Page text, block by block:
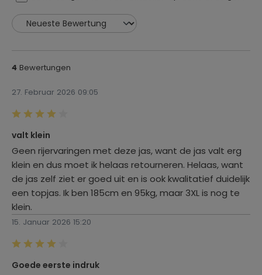
Größe:
herausnehmbares Innenfutter
Geschlecht:
Material:
Textil
Einsatzbereich:
Touring, Urban / City
Materialzusammensetzung:
Außenmaterial: 92% Polyamid, 7% Elasthan, 1% sonstige
Fasern / Innenfutter: 67% Polyester, 32% Polyamid, 1%
4 Bewertungen
27. Februar 2026 09:05
valt klein
Geen rijervaringen met deze jas, want de jas valt erg
klein en dus moet ik helaas retourneren. Helaas, want
de jas zelf ziet er goed uit en is ook kwalitatief duidelijk
een topjas. Ik ben 185cm en 95kg, maar 3XL is nog te
klein.
15. Januar 2026 15:20
Goede eerste indruk